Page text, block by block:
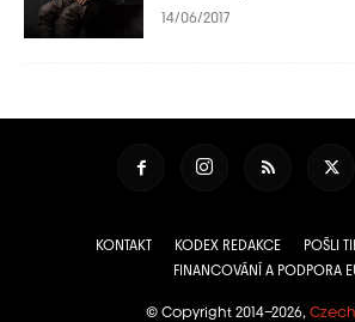
14/06/2017
KONTAKT KODEX REDAKCE POŠLI
FINANCOVÁNÍ A PODPORA
© Copyright 2014–2026,